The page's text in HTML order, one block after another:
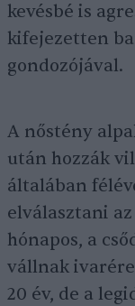
kevésbé is
kifejezetten
gondozójával.
A nőstény
után hozzák
általában
elválasztani
hónapos, a
vállnak
20 év, de a